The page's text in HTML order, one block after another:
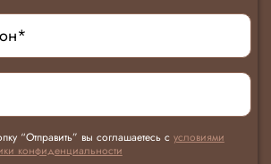
“Отправить” вы соглашаетесь с условиями
конфиденциальности